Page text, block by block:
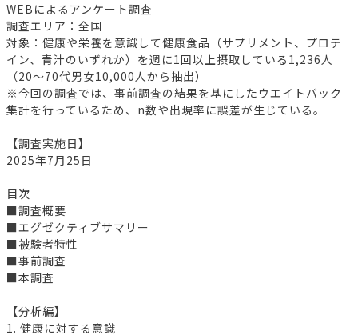
WEBによるアンケート調査
調査エリア：全国
対象：健康や栄養を意識して健康食品（サプリメント、プロテ
イン、青汁のいずれか）を週に1回以上摂取している1,236人
（20～70代男女10,000人から抽出）
※今回の調査では、事前調査の結果を基にしたウエイトバック
集計を行っているため、n数や出現率に誤差が生じている。
【調査実施日】
2025年7月25日
目次
■調査概要
■エグゼクティブサマリー
■被験者特性
■事前調査
■本調査
【分析編】
1. 健康に対する意識